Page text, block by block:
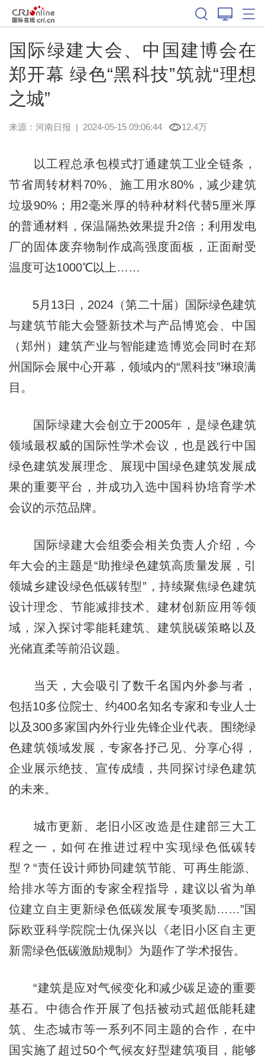
国际绿建大会、中国建博会在
郑开幕 绿色“黑科技”筑就“理想
之城”
来源： 河南日报 | 2024-05-15 09:06:44 12.4万
以工程总承包模式打通建筑工业全链条，
节省周转材料70%、施工用水80%，减少建筑
垃圾90%；用2毫米厚的特种材料代替5厘米厚
的普通材料，保温隔热效果提升2倍；利用发电
厂的固体废弃物制作成高强度面板，正面耐受
温度可达1000℃以上……
5月13日，2024（第二十届）国际绿色建筑
与建筑节能大会暨新技术与产品博览会、中国
（郑州）建筑产业与智能建造博览会同时在郑
州国际会展中心开幕，领域内的“黑科技”琳琅满
目。
国际绿建大会创立于2005年，是绿色建筑
领域最权威的国际性学术会议，也是践行中国
绿色建筑发展理念、展现中国绿色建筑发展成
果的重要平台，并成功入选中国科协培育学术
会议的示范品牌。
国际绿建大会组委会相关负责人介绍，今
年大会的主题是“助推绿色建筑高质量发展，引
领城乡建设绿色低碳转型”，持续聚焦绿色建筑
设计理念、节能减排技术、建材创新应用等领
域，深入探讨零能耗建筑、建筑脱碳策略以及
光储直柔等前沿议题。
当天，大会吸引了数千名国内外参与者，
包括10多位院士、约400名知名专家和专业人士
以及300多家国内外行业先锋企业代表。围绕绿
色建筑领域发展，专家各抒己见、分享心得，
企业展示绝技、宣传成绩，共同探讨绿色建筑
的未来。
城市更新、老旧小区改造是住建部三大工
程之一，如何在推进过程中实现绿色低碳转
型？“责任设计师协同建筑节能、可再生能源、
给排水等方面的专家全程指导，建议以省为单
位建立自主更新绿色低碳发展专项奖励……”国
际欧亚科学院院士仇保兴以《老旧小区自主更
新需绿色低碳激励规制》为题作了学术报告。
“建筑是应对气候变化和减少碳足迹的重要
基石。中德合作开展了包括被动式超低能耗建
筑、生态城市等一系列不同主题的合作，在中
国实施了超过50个气候友好型建筑项目，能够